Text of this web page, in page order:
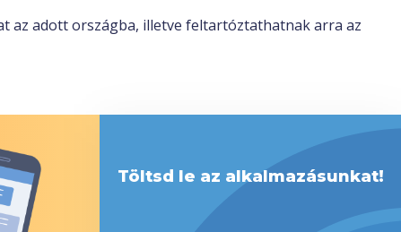
az adott országba, illetve feltartóztathatnak arra az
Töltsd le az alkalmazásunkat!